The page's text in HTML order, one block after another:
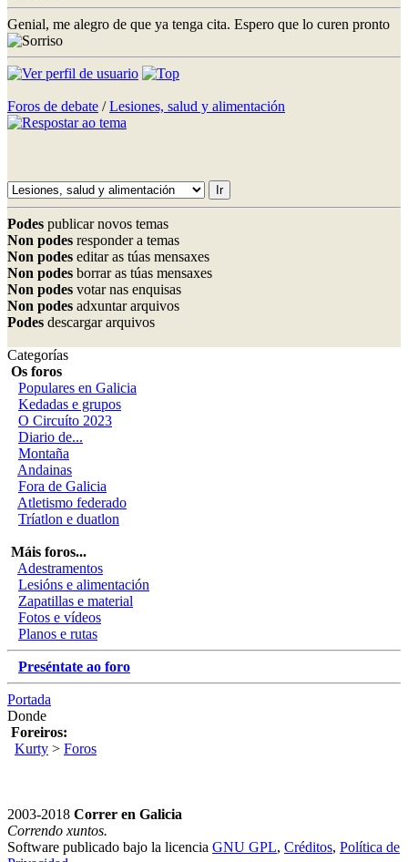
Genial, me alegro de que ya tenga cita. Espero que lo curen pronto
Foros de debate /Lesiones, salud y alimentación
Podes publicar novos temas
Non podes responder a temas
Non podes editar as túas mensaxes
Non podes borrar as túas mensaxes
Non podes votar nas enquisas
Non podes adxuntar arquivos
Podes descargar arquivos
Categorías
Os foros
Populares en Galicia
Kedadas e grupos
O Circuíto 2023
Diario de...
Montaña
Andainas
Fora de Galicia
Atletismo federado
Tríatlon e duatlon
Máis foros...
Adestramentos
Lesións e alimentación
Zapatillas e material
Fotos e vídeos
Planos e rutas
Preséntate ao foro
Portada
Donde
Foreiros:
Kurty > Foros
2003-2018 Correr en Galicia
Correndo xuntos.
Software publicado bajo la licencia GNU GPL, Créditos, Política de